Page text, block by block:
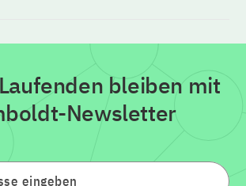
bleiben mit
Newsletter